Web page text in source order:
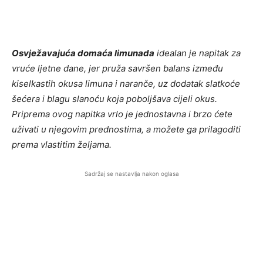
Osvježavajuća domaća limunada idealan je napitak za
vruće ljetne dane, jer pruža savršen balans između
kiselkastih okusa limuna i naranče, uz dodatak slatkoće
šećera i blagu slanoću koja poboljšava cijeli okus.
Priprema ovog napitka vrlo je jednostavna i brzo ćete
uživati u njegovim prednostima, a možete ga prilagoditi
prema vlastitim željama.
Sadržaj se nastavlja nakon oglasa